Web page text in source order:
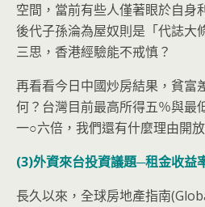
空間，當前有些人僅著眼於自身
後代子孫淪為屋奴則是「代誌大
三思，香港經驗能不戒慎？
再看看今日中國炒房結果，貧富
何？台灣目前最高所得五％與最
一○六倍，我們還有什麼理由開
(3)外資來台投資議題─租金收益
長久以來，全球房地產指南